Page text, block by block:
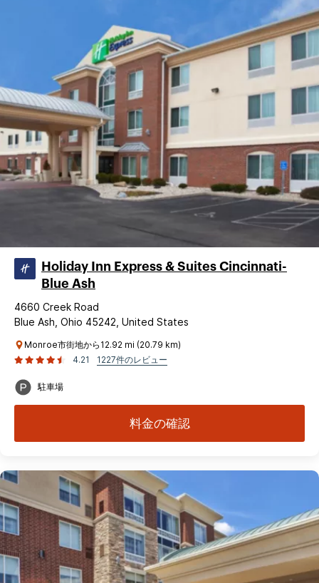
Holiday Inn Express & Suites Cincinnati-
Blue Ash
4660 Creek Road
Blue Ash, Ohio 45242, United States
Monroe市街地から12.92 mi (20.79 km)
4.21
1227件のレビュー
駐車場
料金の確認